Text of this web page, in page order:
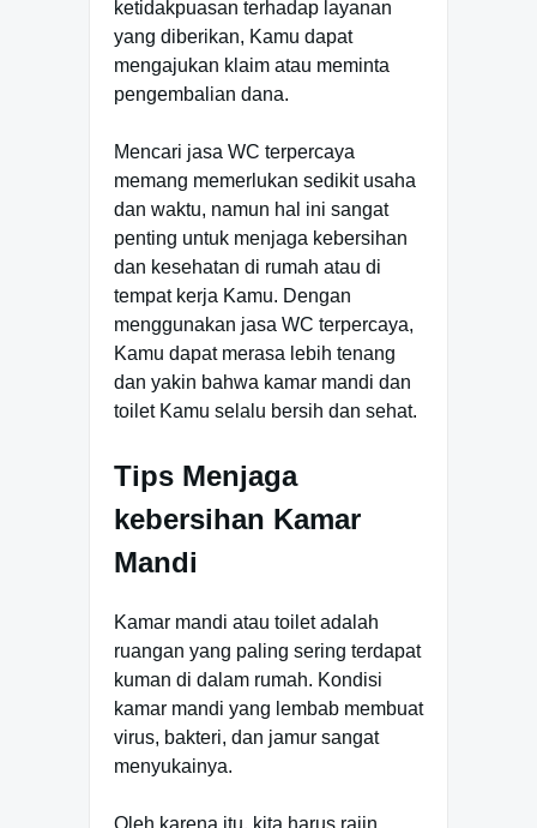
ketidakpuasan terhadap layanan
yang diberikan, Kamu dapat
mengajukan klaim atau meminta
pengembalian dana.
Mencari jasa WC terpercaya
memang memerlukan sedikit usaha
dan waktu, namun hal ini sangat
penting untuk menjaga kebersihan
dan kesehatan di rumah atau di
tempat kerja Kamu. Dengan
menggunakan jasa WC terpercaya,
Kamu dapat merasa lebih tenang
dan yakin bahwa kamar mandi dan
toilet Kamu selalu bersih dan sehat.
Tips Menjaga
kebersihan Kamar
Mandi
Kamar mandi atau toilet adalah
ruangan yang paling sering terdapat
kuman di dalam rumah. Kondisi
kamar mandi yang lembab membuat
virus, bakteri, dan jamur sangat
menyukainya.